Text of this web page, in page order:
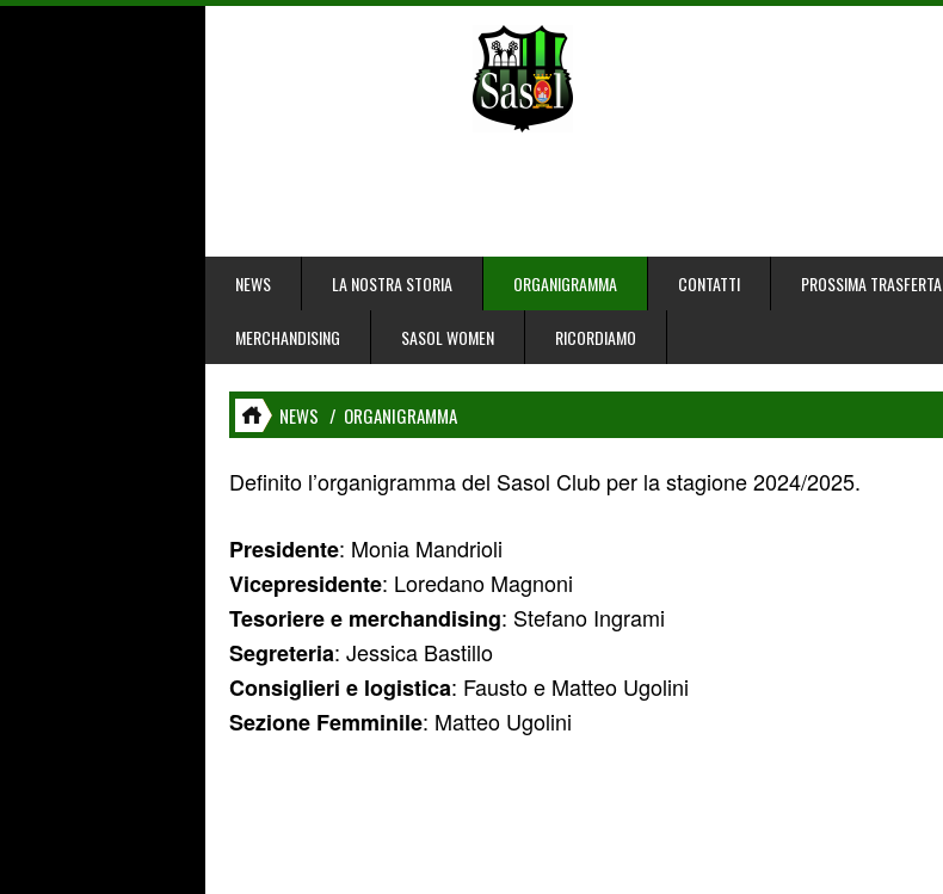
NEWS LA NOSTRA STORIA ORGANIGRAMMA CONTATTI PROSSIMA TRASFERTA
MERCHANDISING SASOL WOMEN RICORDIAMO
NEWS / ORGANIGRAMMA
Definito l’organigramma del Sasol Club per la stagione 2024/2025.
Presidente: Monia Mandrioli
Vicepresidente: Loredano Magnoni
Tesoriere e merchandising: Stefano Ingrami
Segreteria: Jessica Bastillo
Consiglieri e logistica: Fausto e Matteo Ugolini
Sezione Femminile: Matteo Ugolini